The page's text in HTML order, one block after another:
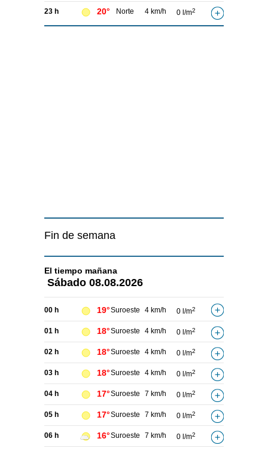
23 h 20° Norte 4 km/h 0 l/m2
Fin de semana
El tiempo mañana
Sábado 08.08.2026
00 h 19°Suroeste 4 km/h 0 l/m2
01 h 18°Suroeste 4 km/h 0 l/m2
02 h 18°Suroeste 4 km/h 0 l/m2
03 h 18°Suroeste 4 km/h 0 l/m2
04 h 17°Suroeste 7 km/h 0 l/m2
05 h 17°Suroeste 7 km/h 0 l/m2
06 h 16°Suroeste 7 km/h 0 l/m2